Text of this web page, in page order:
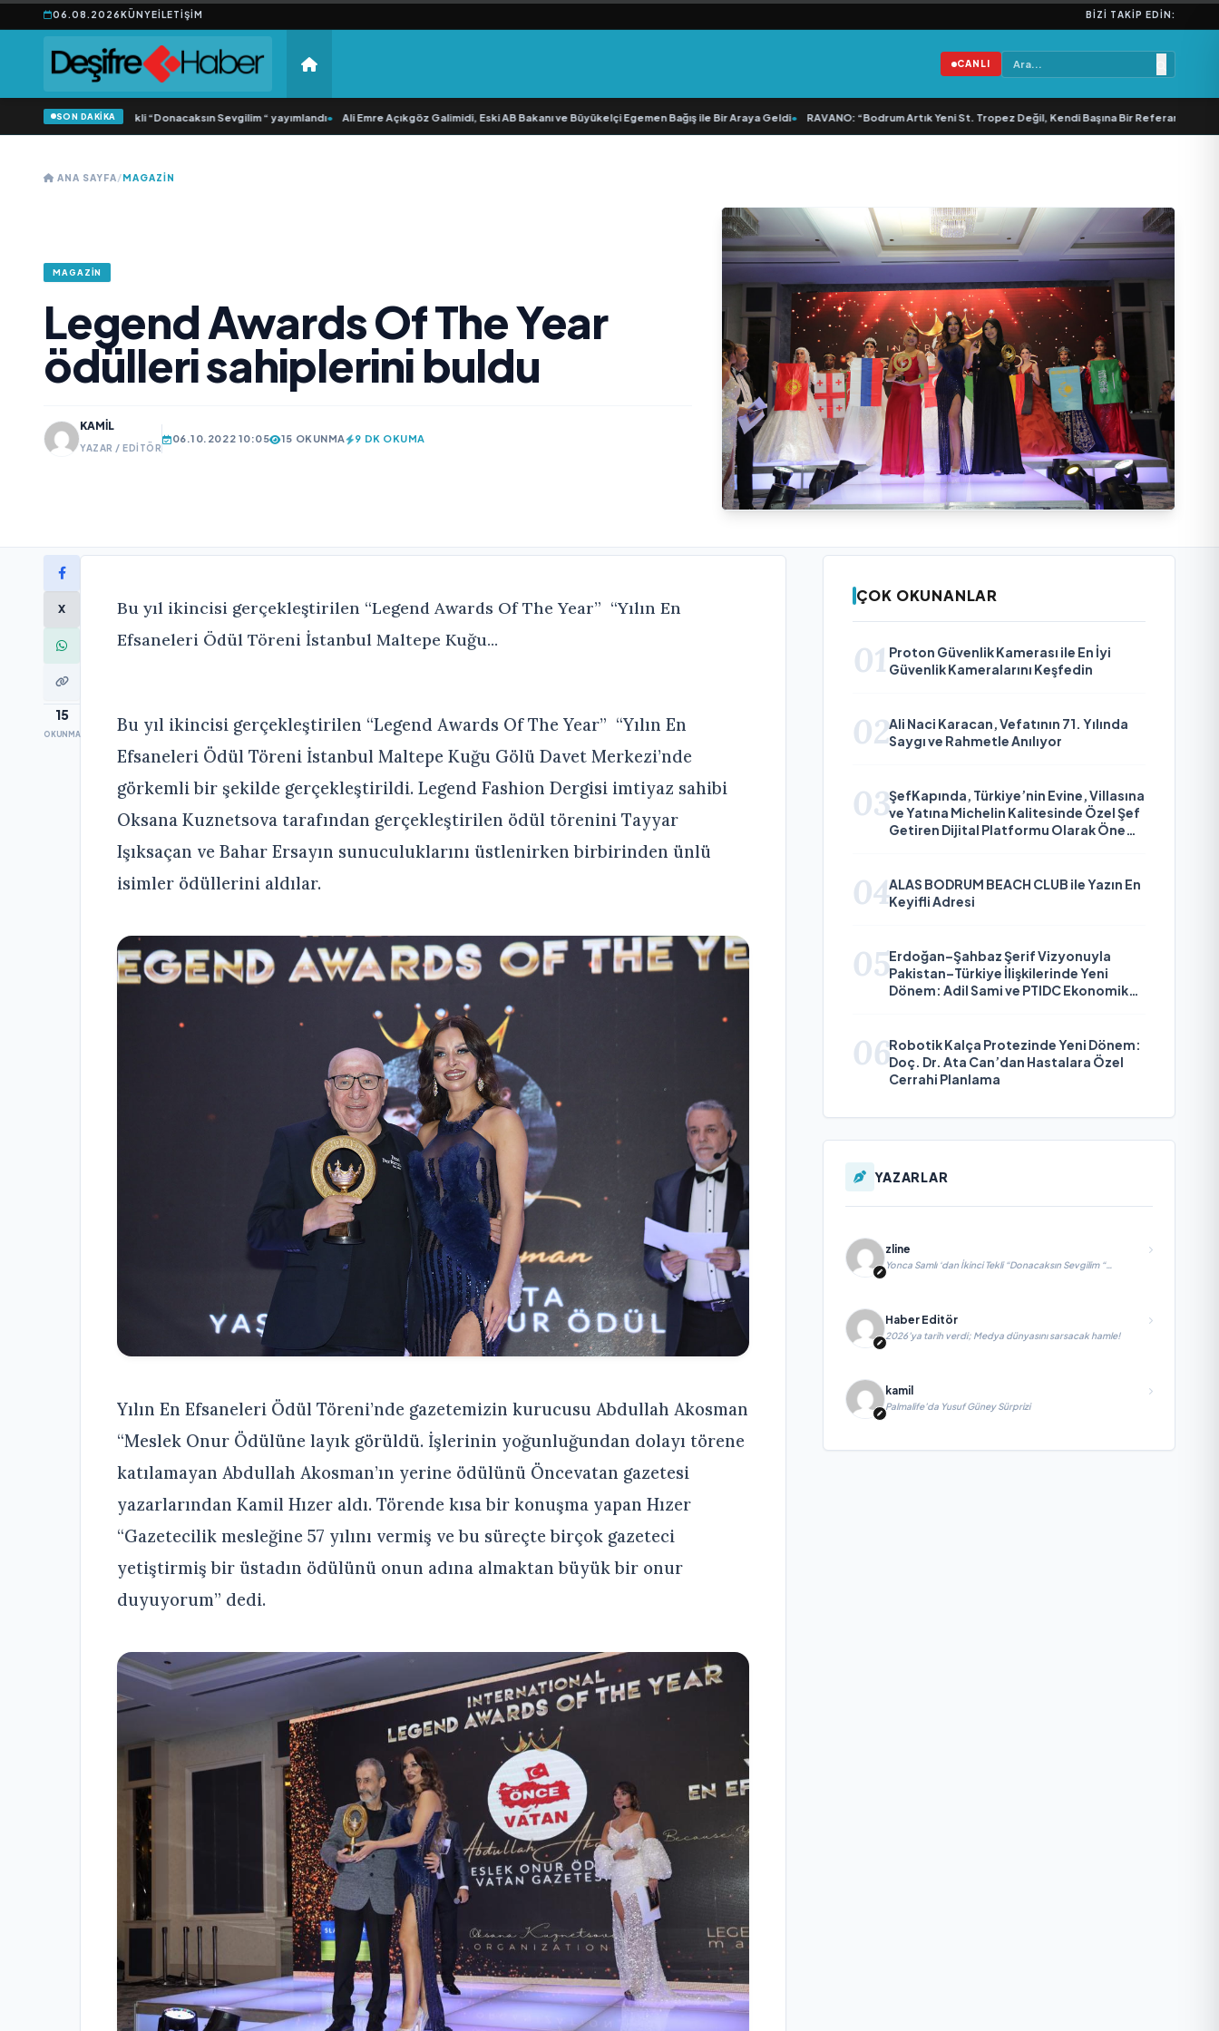
06.08.2026KÜNYEİLETIŞIM BIZI TAKIP EDIN:
CANLI
SON DAKİKA
‘dan İkinci Tekli “Donacaksın Sevgilim “ yayımlandı• Ali Emre Açıkgöz Galimidi, Eski AB Bakanı ve Büyükelçi Egemen Bağış ile Bir Araya Geldi• RAVANO: “Bodrum Artık Yeni St. Tropez Değil, Kendi Başına Bir Referans”• Bullas &
ANA SAYFA/MAGAZIN
MAGAZIN
Legend Awards Of The Year
ödülleri sahiplerini buldu
KAMIL
YAZAR / EDITÖR
06.10.2022 10:05 15 OKUNMA 9 DK OKUMA
X
15
OKUNMA
Bu yıl ikincisi gerçekleştirilen “Legend Awards Of The Year” “Yılın En
Efsaneleri Ödül Töreni İstanbul Maltepe Kuğu...
Bu yıl ikincisi gerçekleştirilen “Legend Awards Of The Year” “Yılın En
Efsaneleri Ödül Töreni İstanbul Maltepe Kuğu Gölü Davet Merkezi’nde
görkemli bir şekilde gerçekleştirildi. Legend Fashion Dergisi imtiyaz sahibi
Oksana Kuznetsova tarafından gerçekleştirilen ödül törenini Tayyar
Işıksaçan ve Bahar Ersayın sunuculuklarını üstlenirken birbirinden ünlü
isimler ödüllerini aldılar.
Yılın En Efsaneleri Ödül Töreni’nde gazetemizin kurucusu Abdullah Akosman
“Meslek Onur Ödülüne layık görüldü. İşlerinin yoğunluğundan dolayı törene
katılamayan Abdullah Akosman’ın yerine ödülünü Öncevatan gazetesi
yazarlarından Kamil Hızer aldı. Törende kısa bir konuşma yapan Hızer
“Gazetecilik mesleğine 57 yılını vermiş ve bu süreçte birçok gazeteci
yetiştirmiş bir üstadın ödülünü onun adına almaktan büyük bir onur
duyuyorum” dedi.
ÇOK OKUNANLAR
01 Proton Güvenlik Kamerası ile En İyi
Güvenlik Kameralarını Keşfedin
02Ali Naci Karacan, Vefatının 71. Yılında
Saygı ve Rahmetle Anılıyor
03ŞefKapında, Türkiye’nin Evine, Villasına
ve Yatına Michelin Kalitesinde Özel Şef
Getiren Dijital Platformu Olarak Öne
04ALAS BODRUM BEACH CLUB ile Yazın En
Keyifli Adresi
05Erdoğan–Şahbaz Şerif Vizyonuyla
Pakistan–Türkiye İlişkilerinde Yeni
Dönem: Adil Sami ve PTIDC Ekonomik
06Robotik Kalça Protezinde Yeni Dönem:
Doç. Dr. Ata Can’dan Hastalara Özel
Cerrahi Planlama
YAZARLAR
zline
Yonca Samlı ‘dan İkinci Tekli “Donacaksın Sevgilim “
yayımlandı
Haber Editör
2026’ya tarih verdi; Medya dünyasını sarsacak hamle!
kamil
Palmalife’da Yusuf Güney Sürprizi